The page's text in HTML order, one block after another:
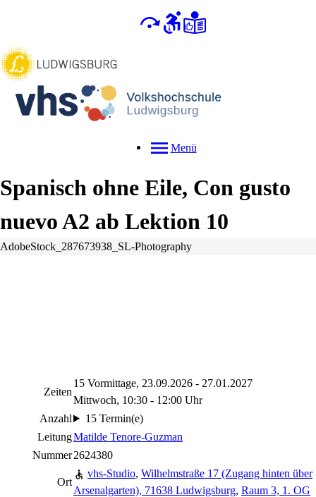
Menü
Spanisch ohne Eile, Con gusto
nuevo A2 ab Lektion 10
AdobeStock_287673938_SL-Photography
Zeiten
15 Vormittage, 23.09.2026 - 27.01.2027
Mittwoch, 10:30 - 12:00 Uhr
Anzahl
15 Termin(e)
LeitungMatilde Tenore-Guzman
Nummer2624380
Ort
vhs-Studio, Wilhelmstraße 17 (Zugang hinten über
Arsenalgarten), 71638 Ludwigsburg, Raum 3, 1. OG